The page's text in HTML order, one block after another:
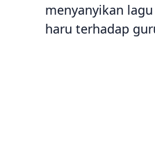
menyanyikan
haru terhadap